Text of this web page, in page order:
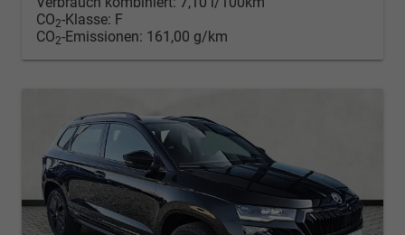
CO2-Klasse: F
CO2-Emissionen: 161,00 g/km